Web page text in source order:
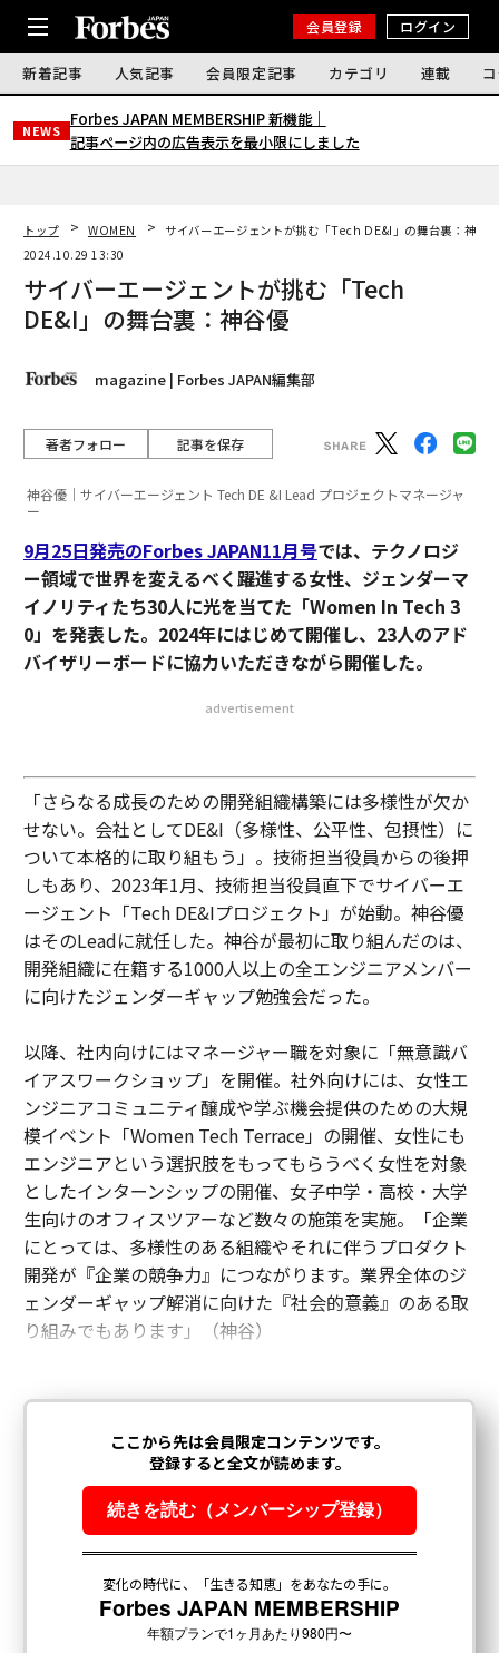
会員登録 ログイン
新着記事 人気記事 会員限定記事 カテゴリ 連載
NEWS
Forbes JAPAN MEMBERSHIP 新機能｜
記事ページ内の広告表示を最小限にしました
トップ WOMEN
サイバーエージェントが挑む「Tech DE&I」の舞台裏：神谷優
2024.10.29 13:30
サイバーエージェントが挑む「Tech
DE&I」の舞台裏：神谷優
magazine | Forbes JAPAN編集部
著者フォロー 記事を保存
神谷優｜サイバーエージェント Tech DE &I Lead プロジェクトマネージャ
ー
9月25日発売のForbes JAPAN11月号では、テクノロジ
ー領域で世界を変えるべく躍進する女性、ジェンダーマ
イノリティたち30人に光を当てた「Women In Tech 3
0」を発表した。2024年にはじめて開催し、23人のアド
バイザリーボードに協力いただきながら開催した。
advertisement
「さらなる成長のための開発組織構築には多様性が欠か
せない。会社としてDE&I（多様性、公平性、包摂性）に
ついて本格的に取り組もう」。技術担当役員からの後押
しもあり、2023年1月、技術担当役員直下でサイバーエ
ージェント「Tech DE&Iプロジェクト」が始動。神谷優
はそのLeadに就任した。神谷が最初に取り組んだのは、
開発組織に在籍する1000人以上の全エンジニアメンバー
に向けたジェンダーギャップ勉強会だった。
以降、社内向けにはマネージャー職を対象に「無意識バ
イアスワークショップ」を開催。社外向けには、女性エ
ンジニアコミュニティ醸成や学ぶ機会提供のための大規
模イベント「Women Tech Terrace」の開催、女性にも
エンジニアという選択肢をもってもらうべく女性を対象
としたインターンシップの開催、女子中学・高校・大学
生向けのオフィスツアーなど数々の施策を実施。「企業
にとっては、多様性のある組織やそれに伴うプロダクト
開発が『企業の競争力』につながります。業界全体のジ
ェンダーギャップ解消に向けた『社会的意義』のある取
り組みでもあります」（神谷）